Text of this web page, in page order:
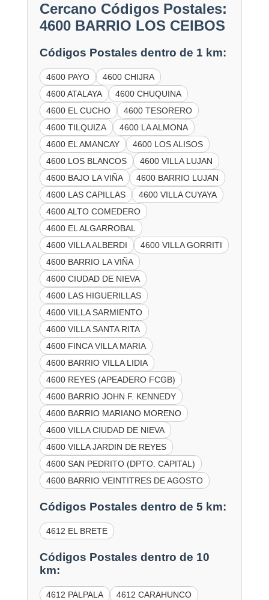
Cercano Códigos Postales:
4600 BARRIO LOS CEIBOS
Códigos Postales dentro de 1 km:
4600 PAYO
4600 CHIJRA
4600 ATALAYA
4600 CHUQUINA
4600 EL CUCHO
4600 TESORERO
4600 TILQUIZA
4600 LA ALMONA
4600 EL AMANCAY
4600 LOS ALISOS
4600 LOS BLANCOS
4600 VILLA LUJAN
4600 BAJO LA VIÑA
4600 BARRIO LUJAN
4600 LAS CAPILLAS
4600 VILLA CUYAYA
4600 ALTO COMEDERO
4600 EL ALGARROBAL
4600 VILLA ALBERDI
4600 VILLA GORRITI
4600 BARRIO LA VIÑA
4600 CIUDAD DE NIEVA
4600 LAS HIGUERILLAS
4600 VILLA SARMIENTO
4600 VILLA SANTA RITA
4600 FINCA VILLA MARIA
4600 BARRIO VILLA LIDIA
4600 REYES (APEADERO FCGB)
4600 BARRIO JOHN F. KENNEDY
4600 BARRIO MARIANO MORENO
4600 VILLA CIUDAD DE NIEVA
4600 VILLA JARDIN DE REYES
4600 SAN PEDRITO (DPTO. CAPITAL)
4600 BARRIO VEINTITRES DE AGOSTO
Códigos Postales dentro de 5 km:
4612 EL BRETE
Códigos Postales dentro de 10
km:
4612 PALPALA
4612 CARAHUNCO